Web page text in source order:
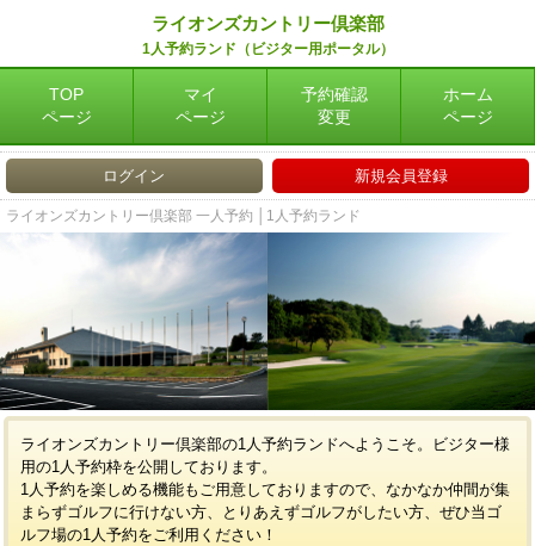
ライオンズカントリー倶楽部
1人予約ランド（ビジター用ポータル）
TOP
ページ
マイ
ページ
予約確認
変更
ホーム
ページ
ログイン 新規会員登録
ライオンズカントリー倶楽部 一人予約 │1人予約ランド
ライオンズカントリー倶楽部の1人予約ランドへようこそ。ビジター様
用の1人予約枠を公開しております。
1人予約を楽しめる機能もご用意しておりますので、なかなか仲間が集
まらずゴルフに行けない方、とりあえずゴルフがしたい方、ぜひ当ゴ
ルフ場の1人予約をご利用ください！